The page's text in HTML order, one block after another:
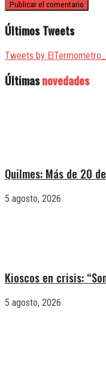
Últimos Tweets
Tweets by ElTermometro_
Últimasnovedades
Quilmes: Más de 20
5 agosto, 2026
Kioscos en crisis:
5 agosto, 2026